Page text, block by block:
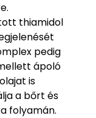
thiamidol
pedig
ápoló
is
a bőrt és
folyamán.